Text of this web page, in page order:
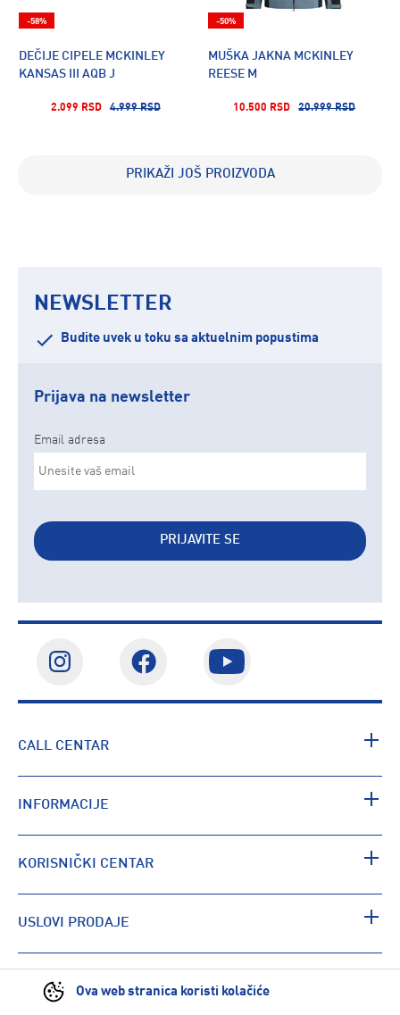
Ova web stranica koristi kolačiće
DEČIJE CIPELE MCKINLEY
KANSAS III AQB J
2.099 RSD 4.999 RSD
-58%
MUŠKA JAKNA MCKINLEY
REESE M
10.500 RSD 20.999 RSD
-50%
PRIKAŽI JOŠ PROIZVODA
NEWSLETTER
Budite uvek u toku sa aktuelnim popustima
Prijava na newsletter
Email adresa
PRIJAVITE SE
CALL CENTAR
INFORMACIJE
KORISNIČKI CENTAR
USLOVI PRODAJE
PRONAĐI RADNJU